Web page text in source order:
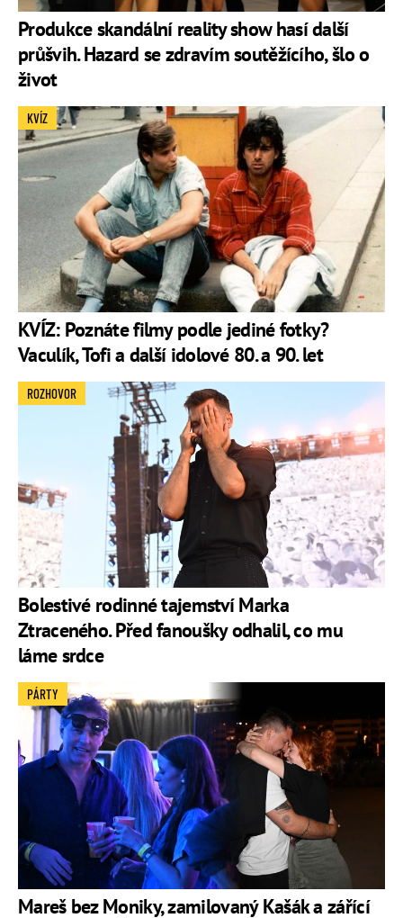
Produkce skandální reality show hasí další
průšvih. Hazard se zdravím soutěžícího, šlo o
život
KVÍZ: Poznáte filmy podle jediné fotky?
Vaculík, Tofi a další idolové 80. a 90. let
KVÍZ
Bolestivé rodinné tajemství Marka
Ztraceného. Před fanoušky odhalil, co mu
láme srdce
ROZHOVOR
Mareš bez Moniky, zamilovaný Kašák a zářící
PÁRTY